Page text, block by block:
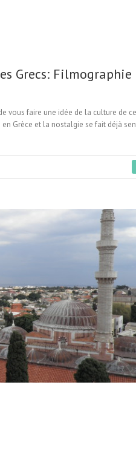
Grecs: Filmographie
vous faire une idée de la culture de
Grèce et la nostalgie se fait déjà